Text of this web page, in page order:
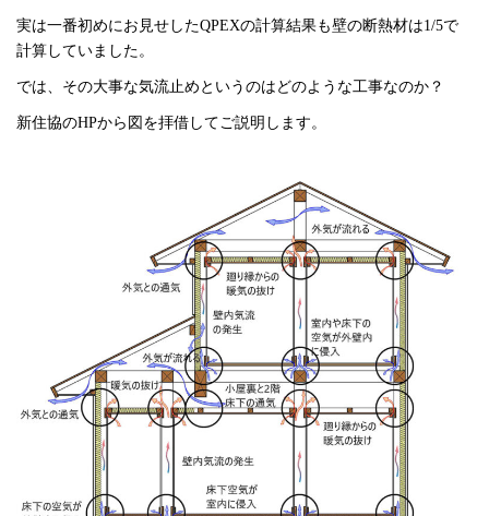
実は一番初めにお見せしたQPEXの計算結果も壁の断熱材は1/5で
計算していました。
では、その大事な気流止めというのはどのような工事なのか？
新住協のHPから図を拝借してご説明します。